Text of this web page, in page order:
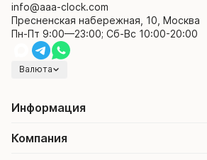
info@aaa-clock.com
Пресненская набережная, 10, Москва
Пн-Пт 9:00—23:00; Сб-Вс 10:00-20:00
Валюта
Информация
Компания